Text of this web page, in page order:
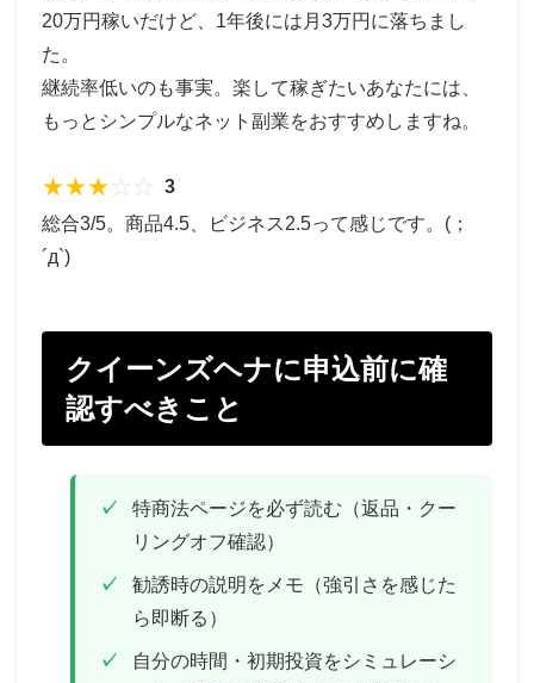
20万円稼いだけど、1年後には月3万円に落ちまし
た。
継続率低いのも事実。楽して稼ぎたいあなたには、
もっとシンプルなネット副業をおすすめしますね。
★★★☆ ☆
3
総合3/5。商品4.5、ビジネス2.5って感じです。(；
´д`)
クイーンズヘナに申込前に確
認すべきこと
特商法ページを必ず読む（返品・クー
リングオフ確認）
勧誘時の説明をメモ（強引さを感じた
ら即断る）
自分の時間・初期投資をシミュレーシ